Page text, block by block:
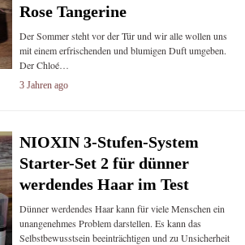
Rose Tangerine
Der Sommer steht vor der Tür und wir alle wollen uns
mit einem erfrischenden und blumigen Duft umgeben.
Der Chloé…
3 Jahren ago
NIOXIN 3-Stufen-System
Starter-Set 2 für dünner
werdendes Haar im Test
Dünner werdendes Haar kann für viele Menschen ein
unangenehmes Problem darstellen. Es kann das
Selbstbewusstsein beeinträchtigen und zu Unsicherheit